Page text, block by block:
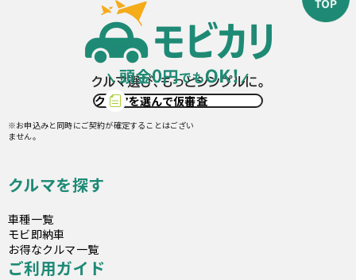
クルマを選んで仮審査
※お申込みと同時にご契約が確定することはござい
ません。
クルマを探す
車種一覧
モビ即納車
お得なクルマ一覧
ご利用ガイド